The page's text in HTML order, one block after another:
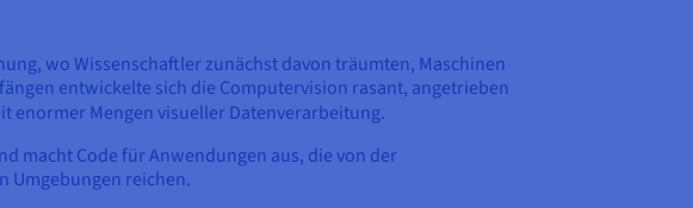
wo Wissenschaftler zunächst davon träumten, Maschinen
entwickelte sich die Computervision rasant, angetrieben
enormer Mengen visueller Datenverarbeitung.
macht Code für Anwendungen aus, die von der
Umgebungen reichen.